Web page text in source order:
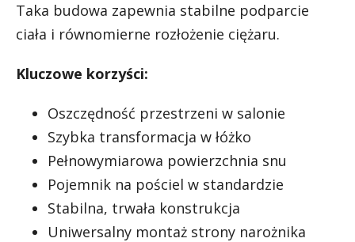
Taka budowa zapewnia stabilne podparcie
ciała i równomierne rozłożenie ciężaru.
Kluczowe korzyści:
Oszczędność przestrzeni w salonie
Szybka transformacja w łóżko
Pełnowymiarowa powierzchnia snu
Pojemnik na pościel w standardzie
Stabilna, trwała konstrukcja
Uniwersalny montaż strony narożnika